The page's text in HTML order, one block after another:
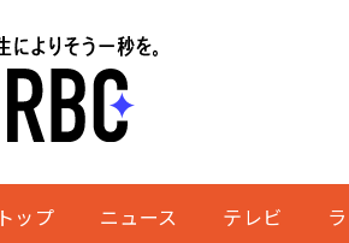
トップ ニュース テレビ